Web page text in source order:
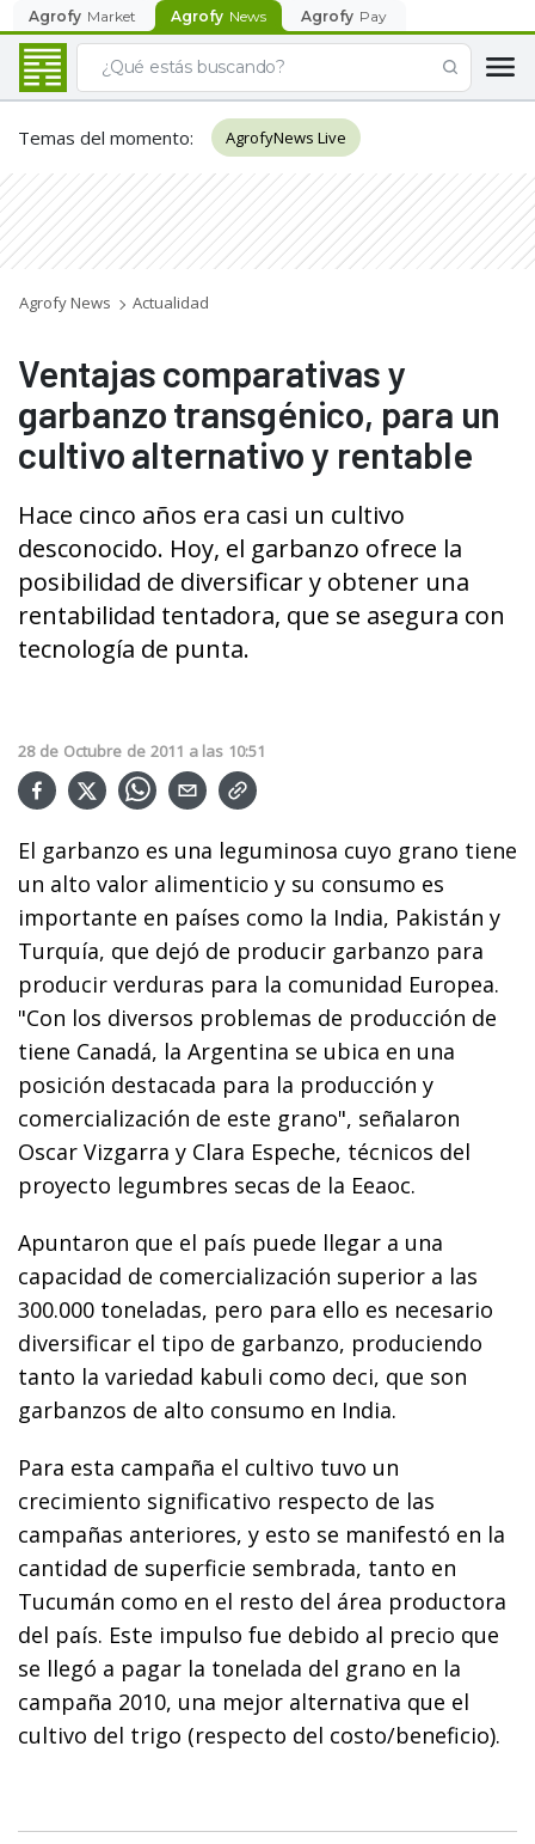
Agrofy Market Agrofy News Agrofy Pay
Temas del momento: AgrofyNews Live
Agrofy News Actualidad
Ventajas comparativas y
garbanzo transgénico, para un
cultivo alternativo y rentable
Hace cinco años era casi un cultivo
desconocido. Hoy, el garbanzo ofrece la
posibilidad de diversificar y obtener una
rentabilidad tentadora, que se asegura con
tecnología de punta.
28 de Octubre de 2011 a las 10:51
El garbanzo es una leguminosa cuyo grano tiene
un alto valor alimenticio y su consumo es
importante en países como la India, Pakistán y
Turquía, que dejó de producir garbanzo para
producir verduras para la comunidad Europea.
"Con los diversos problemas de producción de
tiene Canadá, la Argentina se ubica en una
posición destacada para la producción y
comercialización de este grano", señalaron
Oscar Vizgarra y Clara Espeche, técnicos del
proyecto legumbres secas de la Eeaoc.
Apuntaron que el país puede llegar a una
capacidad de comercialización superior a las
300.000 toneladas, pero para ello es necesario
diversificar el tipo de garbanzo, produciendo
tanto la variedad kabuli como deci, que son
garbanzos de alto consumo en India.
Para esta campaña el cultivo tuvo un
crecimiento significativo respecto de las
campañas anteriores, y esto se manifestó en la
cantidad de superficie sembrada, tanto en
Tucumán como en el resto del área productora
del país. Este impulso fue debido al precio que
se llegó a pagar la tonelada del grano en la
campaña 2010, una mejor alternativa que el
cultivo del trigo (respecto del costo/beneficio).